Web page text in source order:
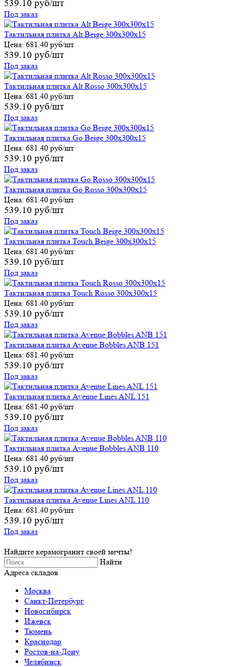
539.10 руб/шт
Под заказ
Тактильная плитка Alt Beige 300х300х15
Цена: 681.40 руб/шт
539.10 руб/шт
Под заказ
Тактильная плитка Alt Rosso 300х300х15
Цена: 681.40 руб/шт
539.10 руб/шт
Под заказ
Тактильная плитка Go Beige 300х300х15
Цена: 681.40 руб/шт
539.10 руб/шт
Под заказ
Тактильная плитка Go Rosso 300х300х15
Цена: 681.40 руб/шт
539.10 руб/шт
Под заказ
Тактильная плитка Touch Beige 300х300х15
Цена: 681.40 руб/шт
539.10 руб/шт
Под заказ
Тактильная плитка Touch Rosso 300х300х15
Цена: 681.40 руб/шт
539.10 руб/шт
Под заказ
Тактильная плитка Avenue Bobbles ANB 151
Цена: 681.40 руб/шт
539.10 руб/шт
Под заказ
Тактильная плитка Avenue Lines ANL 151
Цена: 681.40 руб/шт
539.10 руб/шт
Под заказ
Тактильная плитка Avenue Bobbles ANB 110
Цена: 681.40 руб/шт
539.10 руб/шт
Под заказ
Тактильная плитка Avenue Lines ANL 110
Цена: 681.40 руб/шт
539.10 руб/шт
Под заказ
Найдите керамогранит своей мечты!
Найти
Адреса складов
Москва
Санкт-Петербург
Новосибирск
Ижевск
Тюмень
Краснодар
Ростов-на-Дону
Челябинск